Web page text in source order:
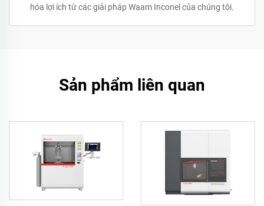
hóa lợi ích từ các giải pháp Waam Inconel của chúng tôi.
Sản phẩm liên quan